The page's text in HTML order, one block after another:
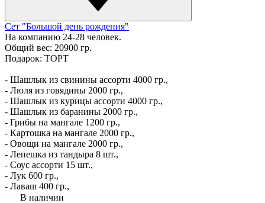
Сет "Большой день рождения"
На компанию 24-28 человек.
Общий вес: 20900 гр.
Подарок: ТОРТ
- Шашлык из свинины ассорти 4000 гр.,
- Люля из говядины 2000 гр.,
- Шашлык из курицы ассорти 4000 гр.,
- Шашлык из баранины 2000 гр.,
- Грибы на мангале 1200 гр.,
- Картошка на мангале 2000 гр.,
- Овощи на мангале 2000 гр.,
- Лепешка из тандыра 8 шт.,
- Соус ассорти 15 шт.,
- Лук 600 гр.,
- Лаваш 400 гр.,
В наличии